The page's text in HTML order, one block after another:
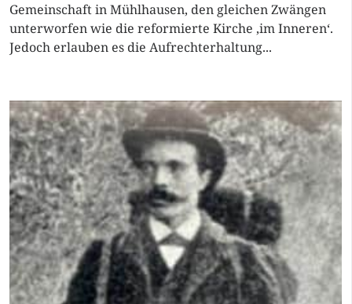
Gemeinschaft in Mühlhausen, den gleichen Zwängen
unterworfen wie die reformierte Kirche ‚im Inneren‘.
Jedoch erlauben es die Aufrechterhaltung...